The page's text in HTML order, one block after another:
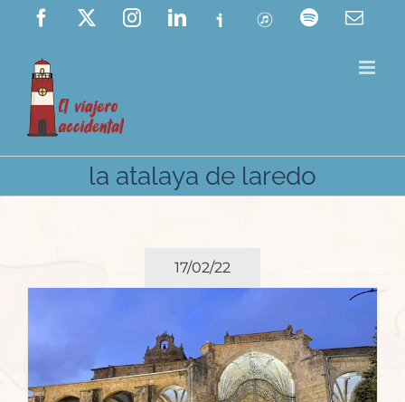
Saltar
contenido
Facebook InstagramLinkedIn
Ivoox ITunes Spotify
la atalaya de laredo
17/02/22